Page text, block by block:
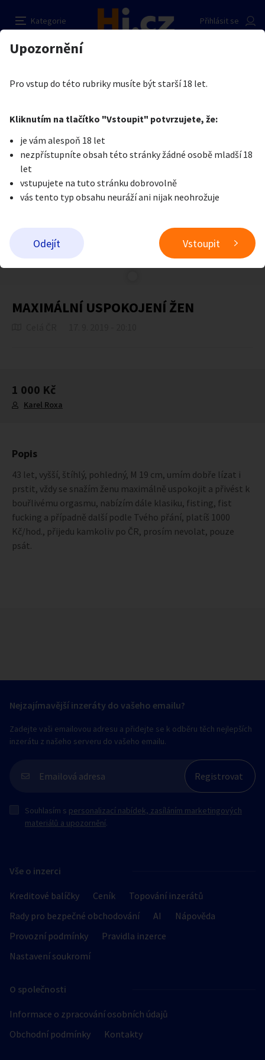
Kategorie
Přihlásit se
Auto-moto
Reality a bydlení Seznamka
Zvířata
Stroje a nářadí PC a elektro Sport a hobby
Sběratelství
Přidat inzerát
Erotika
Je nám líto, ale tenhle inzerát již není aktuální.
MAXIMÁLNÍ USPOKOJENÍ ŽEN
1 000 Kč
Karel Roxa
Popis
43 let, vyšší, štíhlý, pohledný, M 19 cm, umím dobře lízat i
prstit, vždy se snažím ženu maximálně uspokojit a přivést k
bouřlivému orgasmu, nabízím dále klasiku, fisting, fist
fucking a případně další podle Tvého přání, platíš 1000
Kč/hod., přijedu kamkoliv po ČR, prosím nevolat, pouze
psát.
MAXIMÁLNÍ USPOKOJENÍ ŽEN
Prodávající
Pošlete uživateli zprávu
Nahlásit inzerát
Vše o inzerci
Kreditové balíčky Ceník
Topování inzerátů
Rady pro bezpečné obchodování
AI
Nápověda
Provozní podmínky
Pravidla inzerce
Nastavení soukromí
O společnosti
Informace o zpracování osobních údajů
Obchodní podmínky
Kontakty
Nejzajímavější inzeráty do vašeho emailu?
Zadejte vaši emailovou adresu a přidejte se k odběru těch nejlepších
inzerátu z našeho serveru do vašeho emailu.
Souhlasím s personalizací nabídek, zasíláním marketingových
materiálů a upozornění.
Upozornění
Pro vstup do této rubriky musíte být starší 18 let.
Kliknutím na tlačítko "Vstoupit" potvrzujete, že:
je vám alespoň 18 let
nezpřístupníte obsah této stránky žádné osobě mladší 18
let
vstupujete na tuto stránku dobrovolně
vás tento typ obsahu neuráží ani nijak neohrožuje
Odejít Vstoupit